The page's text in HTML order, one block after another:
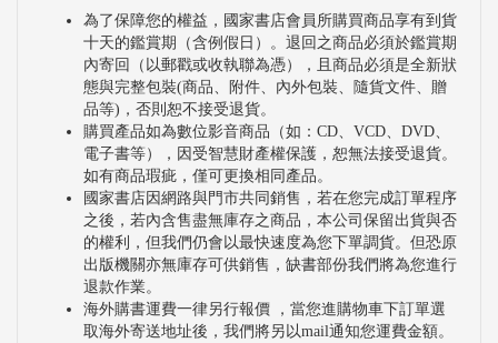
為了保障您的權益，國家書店會員所購買商品享有到貨
十天的鑑賞期（含例假日）。退回之商品必須於鑑賞期
內寄回（以郵戳或收執聯為憑），且商品必須是全新狀
態與完整包裝(商品、附件、內外包裝、隨貨文件、贈
品等)，否則恕不接受退貨。
購買產品如為數位影音商品（如：CD、VCD、DVD、
電子書等），因受智慧財產權保護，恕無法接受退貨。
如有商品瑕疵，僅可更換相同產品。
國家書店因網路與門市共同銷售，若在您完成訂單程序
之後，若內含售盡無庫存之商品，本公司保留出貨與否
的權利，但我們仍會以最快速度為您下單調貨。但恐原
出版機關亦無庫存可供銷售，缺書部份我們將為您進行
退款作業。
海外購書運費一律另行報價 ，當您進購物車下訂單選
取海外寄送地址後，我們將另以mail通知您運費金額。